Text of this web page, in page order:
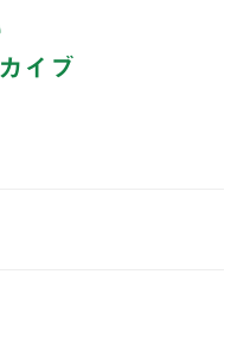
イブ